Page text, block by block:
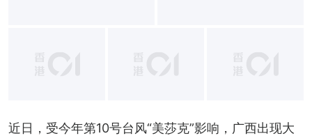
+
近日，受今年第10号台风“美莎克”影响，广西出现大